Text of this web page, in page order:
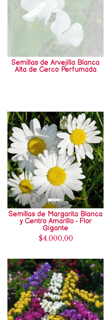
Semillas de Arvejilla Blanca
Alta de Cerco Perfumada
Semillas de Margarita Blanca
y Centro Amarillo - Flor
Gigante
$4.000,00